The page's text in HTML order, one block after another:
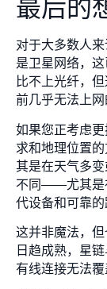
最后的
对于大多数人
是卫星网络，
比不上光纤，
前几乎无法上
如果您正考虑
求和地理位置
其是在天气多
不同——尤其是
代设备和可靠
这并非魔法，
日趋成熟，星
有线连接无法